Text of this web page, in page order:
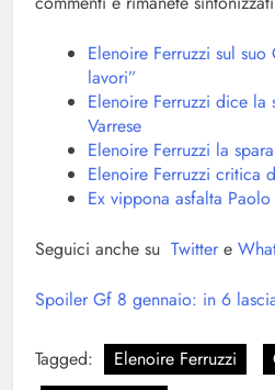
Elenoire Ferruzzi sul
lavori”
Elenoire Ferruzzi dice la
Varrese
Elenoire Ferruzzi la
Elenoire Ferruzzi critica
Ex vippona asfalta
Seguici anche su Twitter e
Spoiler Gf 8 gennaio: in 6
Tagged: Elenoire Ferruzzi